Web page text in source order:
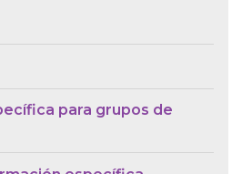
para grupos de